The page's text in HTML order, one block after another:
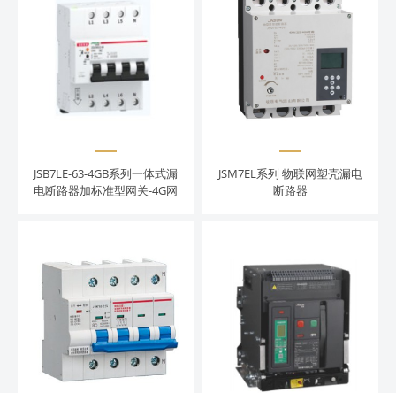
JSB7LE-63-4GB系列一体式漏
电断路器加标准型网关-4G网
JSM7EL系列 物联网塑壳漏电
断路器